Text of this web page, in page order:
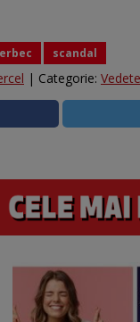
scandal
| Categorie: Vedete